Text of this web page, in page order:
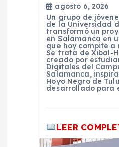
agosto 6, 2026
Un grupo de
de la Universidad
transformó un
en Salamanca en
que hoy compite a
Se trata de Xibal-
creado por
Digitales del
Salamanca,
Hoyo Negro de
desarrollado para
LEER